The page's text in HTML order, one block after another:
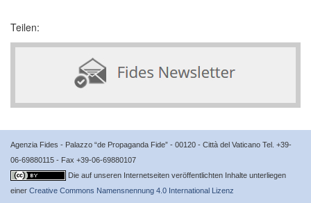
Teilen:
Agenzia Fides - Palazzo “de Propaganda Fide” - 00120 - Città del Vaticano Tel. +39-
06-69880115 - Fax +39-06-69880107
Die auf unseren Internetseiten veröffentlichten Inhalte unterliegen
einer Creative Commons Namensnennung 4.0 International Lizenz